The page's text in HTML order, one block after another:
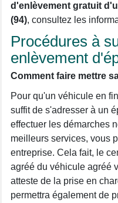
d'enlèvement gratuit
(94), consultez les
Procédures à
enlèvement
Comment faire mettre
Pour qu'un véhicule en
suffit de s'adresser à un
effectuer les démarches
meilleurs services, vous
entreprise. Cela fait, le
agréé du véhicule agréé
atteste de la prise en
permettra également de